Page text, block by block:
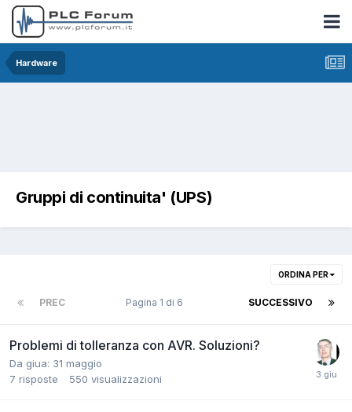
Hardware
Gruppi di continuita' (UPS)
ORDINA PER
PREC SUCCESSIVO
Pagina 1 di 6
Problemi di tolleranza con AVR. Soluzioni?
Da giua: 31 maggio
7 risposte 550 visualizzazioni